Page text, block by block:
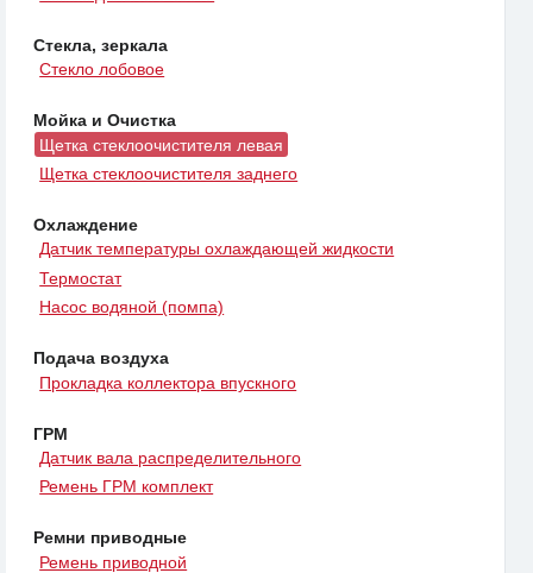
Стекла, зеркала
Стекло лобовое
Мойка и Очистка
Щетка стеклоочистителя левая
Щетка стеклоочистителя заднего
Охлаждение
Датчик температуры охлаждающей жидкости
Термостат
Насос водяной (помпа)
Подача воздуха
Прокладка коллектора впускного
ГРМ
Датчик вала распределительного
Ремень ГРМ комплект
Ремни приводные
Ремень приводной